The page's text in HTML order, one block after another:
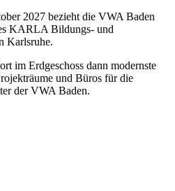
2027 bezieht die VWA Baden
KARLA Bildungs- und
Karlsruhe.
im Erdgeschoss dann modernste
und Büros für die
der VWA Baden.